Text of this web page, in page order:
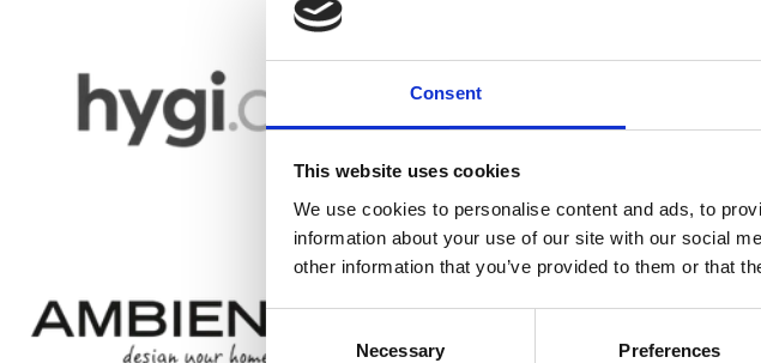
Consent
This website uses cookies
We use cookies to personalise content and ads, to
information about your use of our site with our social
other information that you’ve provided to them or that
Selection
Necessary Preferences